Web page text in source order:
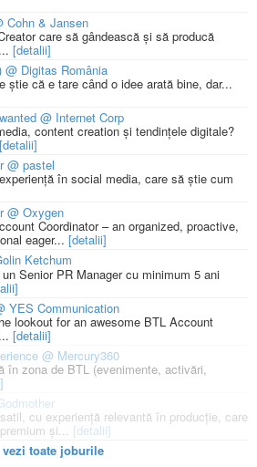
Cohn & Jansen
care să gândească și să producă
[detalii]
@ Digitas România
știe că e tare când o idee arată bine, dar...
@ Internet Corp
content creation și tendințele digitale?
[detalii]
@ pastel
în social media, care să știe cum
@ Oxygen
Coordinator – an organized, proactive,
eager... [detalii]
Ketchum
Senior PR Manager cu minimum 5 ani
YES Communication
lookout for an awesome BTL Account
[detalii]
@ Mercury360
în zona de BTL (evenimente, activări,
cu experiență relevantă în producție, care
și... [detalii]
vezi toate joburile